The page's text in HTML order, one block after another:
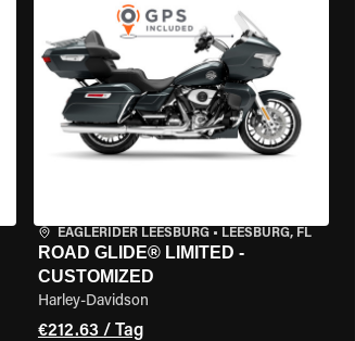
EAGLERIDER LEESBURG• LEESBURG, FL
ROAD GLIDE® LIMITED -
CUSTOMIZED
Harley-Davidson
€212.63 / Tag